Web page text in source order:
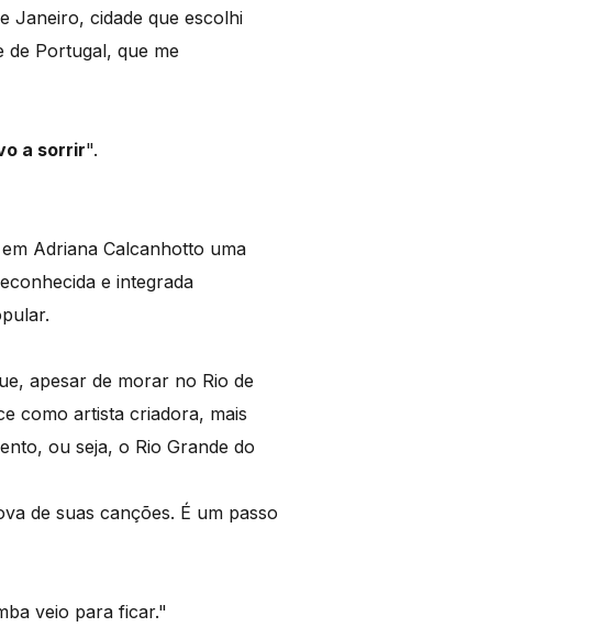
Janeiro, cidade que escolhi
de Portugal, que me
a sorrir".
Adriana Calcanhotto uma
e integrada
apesar de morar no Rio de
como artista criadora, mais
ou seja, o Rio Grande do
de suas canções. É um passo
veio para ficar."